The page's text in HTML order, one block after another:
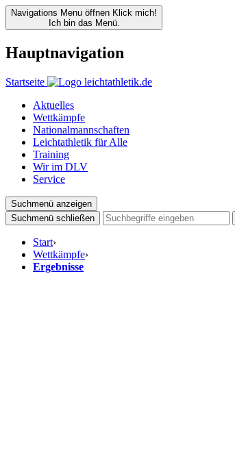
Navigations Menu öffnen Klick mich!
Ich bin das Menü.
Hauptnavigation
Startseite
Aktuelles
Wettkämpfe
Nationalmannschaften
Leichtathletik für Alle
Training
Wir im DLV
Service
Suchmenü anzeigen
Suchmenü schließen
Start›
Wettkämpfe›
Ergebnisse